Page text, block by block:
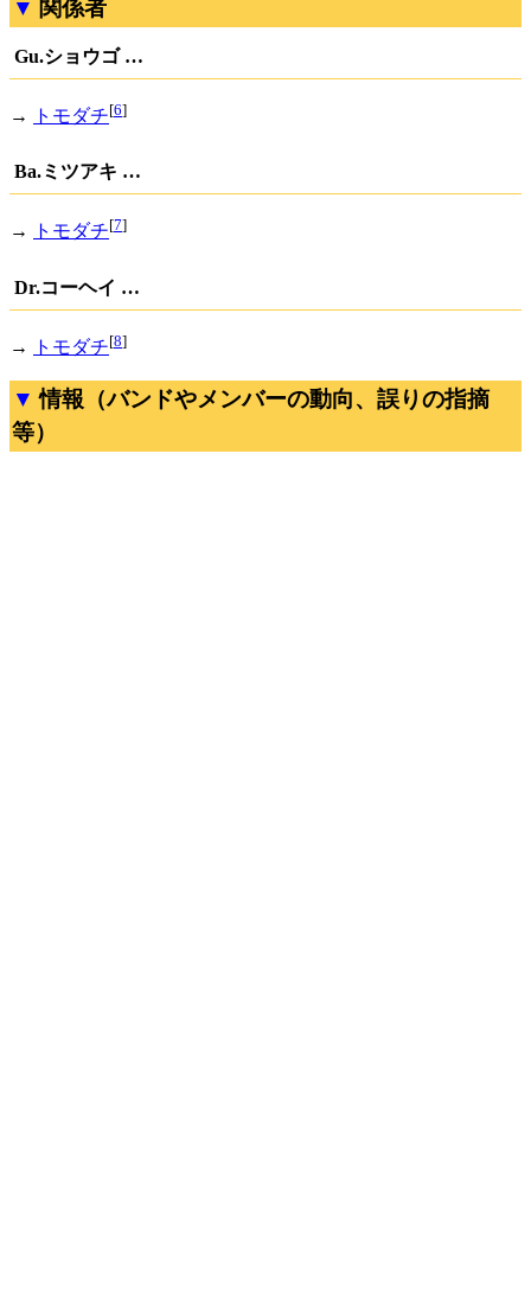
関係者
Gu.ショウゴ …
→ トモダチ[6]
Ba.ミツアキ …
→ トモダチ[7]
Dr.コーヘイ …
→ トモダチ[8]
情報（バンドやメンバーの動向、誤りの指摘
等）